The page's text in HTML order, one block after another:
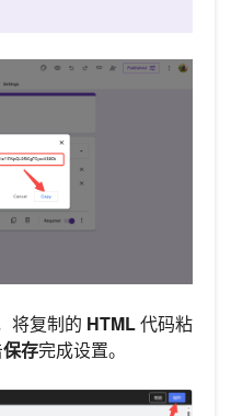
将复制的 HTML代码粘
保存完成设置。